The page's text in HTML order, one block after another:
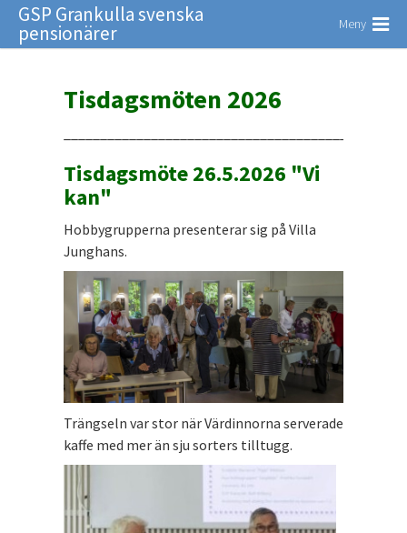
GSP Grankulla svenska
pensionärer Meny
Tisdagsmöten 2026
Tisdagsmöte 26.5.2026 "Vi
kan"
Hobbygrupperna presenterar sig på Villa
Junghans.
Trängseln var stor när Värdinnorna serverade
kaffe med mer än sju sorters tilltugg.